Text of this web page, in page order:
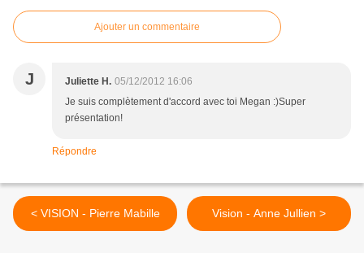
Ajouter un commentaire
J Juliette H. 05/12/2012 16:06
Je suis complètement d'accord avec toi Megan :)Super
présentation!
Répondre
< VISION - Pierre Mabille Vision - Anne Jullien >